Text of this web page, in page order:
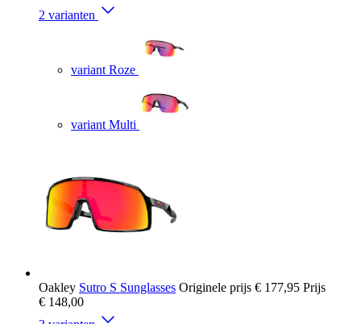
2 varianten
variant Roze
variant Multi
Oakley Sutro S Sunglasses Originele prijs € 177,95 Prijs
€ 148,00